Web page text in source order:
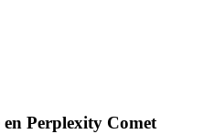
Perplexity Comet